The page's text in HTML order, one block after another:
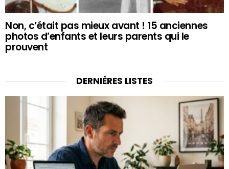
Non, c’était pas mieux avant ! 15 anciennes
photos d’enfants et leurs parents qui le
prouvent
DERNIÈRES LISTES